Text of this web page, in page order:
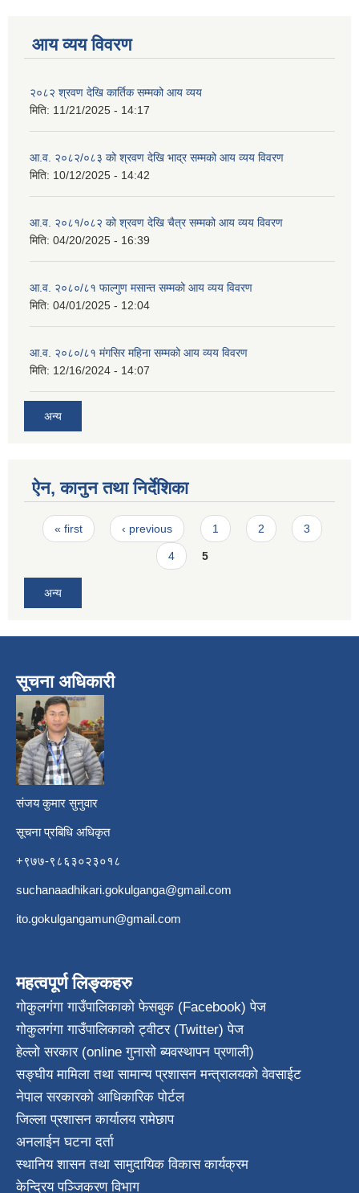
आय व्यय विवरण
२०८२ श्रवण देखि कार्तिक सम्मको आय व्यय
मिति: 11/21/2025 - 14:17
आ.व. २०८२/०८३ को श्रवण देखि भाद्र सम्मको आय व्यय विवरण
मिति: 10/12/2025 - 14:42
आ.व. २०८१/०८२ को श्रवण देखि चैत्र सम्मको आय व्यय विवरण
मिति: 04/20/2025 - 16:39
आ.व. २०८०/८१ फाल्गुण मसान्त सम्मको आय व्यय विवरण
मिति: 04/01/2025 - 12:04
आ.व. २०८०/८१ मंगसिर महिना सम्मको आय व्यय विवरण
मिति: 12/16/2024 - 14:07
अन्य
ऐन, कानुन तथा निर्देशिका
Pages
« first ‹ previous 1 2 3
4 5
अन्य
सूचना अधिकारी
संजय कुमार सुनुवार
सूचना प्रबिधि अधिकृत
+९७७-९८६३०२३०१८
suchanaadhikari.gokulganga@gmail.com
ito.gokulgangamun@gmail.com
महत्वपूर्ण लिङ्कहरु
गोकुलगंगा गाउँपालिकाको फेसबुक (Facebook) पेज
गोकुलगंगा गाउँपालिकाको ट्वीटर (Twitter) पेज
हेल्लो सरकार (online गुनासो ब्यवस्थापन प्रणाली)
सङ्घीय मामिला तथा सामान्य प्रशासन मन्त्रालयको वेवसाईट
नेपाल सरकारको आधिकारिक पोर्टल
जिल्ला प्रशासन कार्यालय रामेछाप
अनलाईन घटना दर्ता
स्थानिय शासन तथा सामुदायिक विकास कार्यक्रम
केन्द्रिय पञ्जिकरण विभाग